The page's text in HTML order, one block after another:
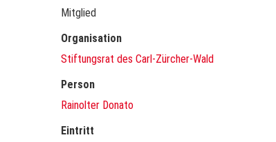
Mitglied
Organisation
Stiftungsrat des Carl-Zürcher-Wald
Person
Rainolter Donato
Eintritt